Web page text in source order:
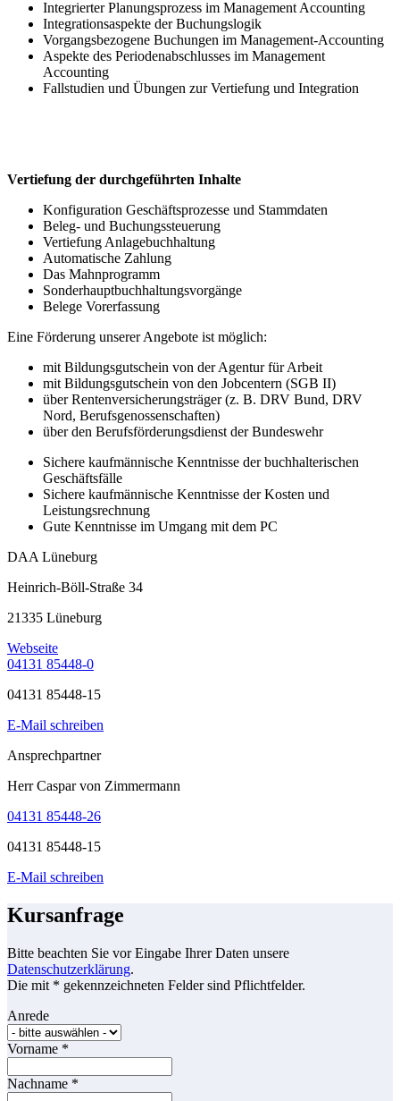
Integrierter Planungsprozess im Management Accounting
Integrationsaspekte der Buchungslogik
Vorgangsbezogene Buchungen im Management-Accounting
Aspekte des Periodenabschlusses im Management
Accounting
Fallstudien und Übungen zur Vertiefung und Integration
Vertiefung der durchgeführten Inhalte
Konfiguration Geschäftsprozesse und Stammdaten
Beleg- und Buchungssteuerung
Vertiefung Anlagebuchhaltung
Automatische Zahlung
Das Mahnprogramm
Sonderhauptbuchhaltungsvorgänge
Belege Vorerfassung
Eine Förderung unserer Angebote ist möglich:
mit Bildungsgutschein von der Agentur für Arbeit
mit Bildungsgutschein von den Jobcentern (SGB II)
über Rentenversicherungsträger (z. B. DRV Bund, DRV
Nord, Berufsgenossenschaften)
über den Berufsförderungsdienst der Bundeswehr
Sichere kaufmännische Kenntnisse der buchhalterischen
Geschäftsfälle
Sichere kaufmännische Kenntnisse der Kosten und
Leistungsrechnung
Gute Kenntnisse im Umgang mit dem PC
DAA Lüneburg
Heinrich-Böll-Straße 34
21335 Lüneburg
Webseite
04131 85448-0
04131 85448-15
E-Mail schreiben
Ansprechpartner
Herr Caspar von Zimmermann
04131 85448-26
04131 85448-15
E-Mail schreiben
Kursanfrage
Bitte beachten Sie vor Eingabe Ihrer Daten unsere
Datenschutzerklärung.
Die mit * gekennzeichneten Felder sind Pflichtfelder.
Anrede
Vorname *
Nachname *